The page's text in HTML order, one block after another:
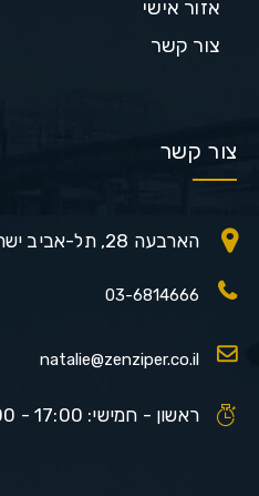
אזור אישי
צור קשר
צור קשר
הארבעה 28, תל-אביב ישראל
03-6814666
natalie@zenziper.co.il
ראשון - חמישי: 17:00 - 9:00